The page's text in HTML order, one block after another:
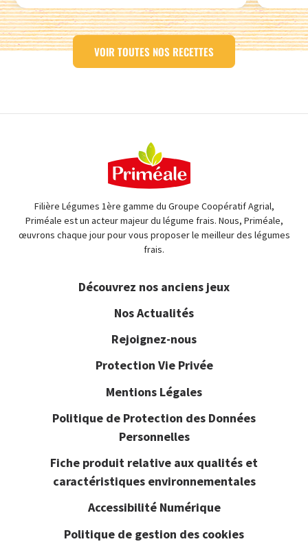
VOIR TOUTES NOS RECETTES
Filière Légumes 1ère gamme du Groupe Coopératif Agrial,
Priméale est un acteur majeur du légume frais. Nous, Priméale,
œuvrons chaque jour pour vous proposer le meilleur des légumes
frais.
Découvrez nos anciens jeux
Nos Actualités
Rejoignez-nous
Protection Vie Privée
Mentions Légales
Politique de Protection des Données
Personnelles
Fiche produit relative aux qualités et
caractéristiques environnementales
Accessibilité Numérique
Politique de gestion des cookies